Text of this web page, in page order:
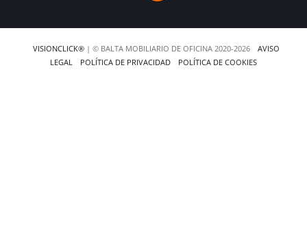
VISIONCLICK® | © BALTA MOBILIARIO DE OFICINA 2020-2026
AVISO
LEGAL
POLÍTICA DE PRIVACIDAD POLÍTICA DE COOKIES